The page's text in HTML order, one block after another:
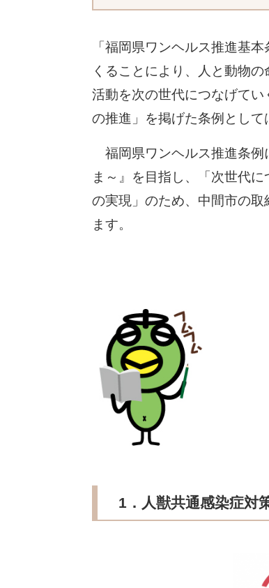
「福岡県ワンヘルス推進基
くることにより、人と動物
活動を次の世代につなげて
の推進」を掲げた条例として
福岡県ワンヘルス推進条例
ま～』を目指し、「次世代
の実現」のため、中間市の
ます。
1．人獣共通感染症対